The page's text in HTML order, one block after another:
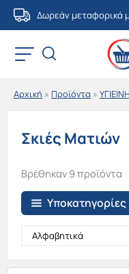
Μετάβαση
στο
περιεχόμενο
Δωρεάν μεταφορικά
Αρχική » Προϊόντα »
Σκιές Ματιών
Υποκατηγορίες
Βρέθηκαν 9 προϊόντα